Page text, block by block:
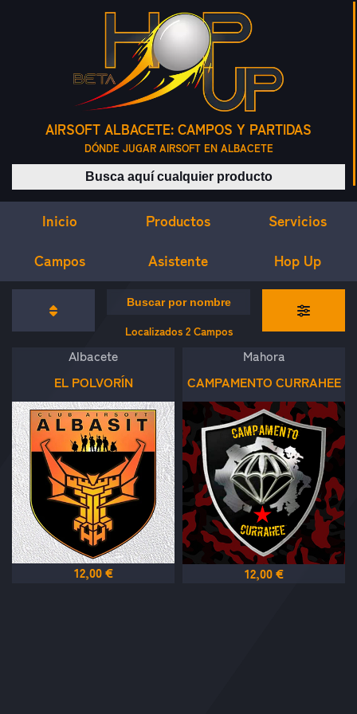
AIRSOFT ALBACETE: CAMPOS Y PARTIDAS
DÓNDE JUGAR AIRSOFT EN ALBACETE
Buscar productos
Inicio Productos Servicios
Campos Asistente Hop Up
CAMPOS DE AIRSOFT
Buscar campos por nombre
Localizados 2Campos
Albacete
EL POLVORÍN
12,00 €
Mahora
CAMPAMENTO CURRAHEE
12,00 €